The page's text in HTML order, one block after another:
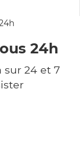
24h
24 et 7